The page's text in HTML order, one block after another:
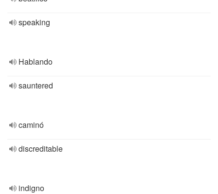
speaking
Hablando
sauntered
caminó
discreditable
indigno